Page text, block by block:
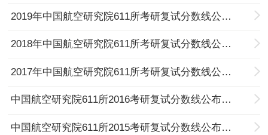
2019年中国航空研究院611所考研复试分数线公布通知
2018年中国航空研究院611所考研复试分数线公布通知
2017年中国航空研究院611所考研复试分数线公布通知
中国航空研究院611所2016考研复试分数线公布通知
中国航空研究院611所2015考研复试分数线公布通知